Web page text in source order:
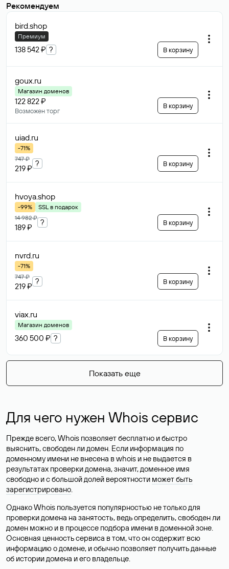
Рекомендуем
bird.shop
Премиум
138 542 ₽ ? В корзину
goux.ru
Магазин доменов
122 822 ₽
Возможен торг
В корзину
uiad.ru
-71%
747 ₽
219 ₽
? В корзину
hvoya.shop
-99%
SSL в подарок
14 982 ₽
189 ₽
? В корзину
nvrd.ru
-71%
747 ₽
219 ₽
? В корзину
viax.ru
Магазин доменов
360 500 ₽ ? В корзину
Показать еще
Для чего нужен Whois сервис
Прежде всего, Whois позволяет бесплатно и быстро
выяснить, свободен ли домен. Если информация по
доменному имени не внесена в whois и не выдается в
результатах проверки домена, значит, доменное имя
свободно и с большой долей вероятности может быть
зарегистрировано.
Однако Whois пользуется популярностью не только для
проверки домена на занятость, ведь определить, свободен ли
домен можно и в процессе подбора имени в доменной зоне.
Основная ценность сервиса в том, что он содержит всю
информацию о домене, и обычно позволяет получить данные
об истории домена и его владельце.